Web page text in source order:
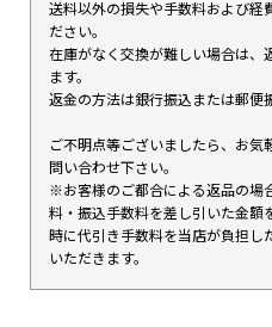
送料以外の損失や手数料および経
ださい。
在庫がなく交換が難しい場合は、
ます。
返金の方法は銀行振込または郵便
ご不明点等ございましたら、お気
問い合わせ下さい。
※お客様のご都合による返品の場
料・振込手数料を差し引いた金額
時に代引き手数料を当店が負担し
いただきます。